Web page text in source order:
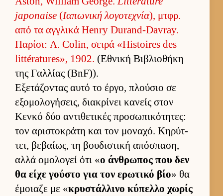
japonaise (Ια­πωνική λογοτεχνία), μτ­φρ.
από τα αγ­γλικά Henry Durand-Davray.
Παρίσι: A. Colin, σειρά «Histoires des
littératures», 1902. (Εθνική Βιβλιο­θήκη
της Γαλ­λίας (BnF)).
Εξετάζοντας αυτό το έρ­γο, πλού­σιο σε
εξομολογήσεις, δια­κρίνει κανείς στον
Κενκό δύο αντιθετικές προσωπικότητες:
τον αριστοκράτη και τον μοναχό. Κηρύτ­
τει, βεβαί­ως, τη βου­διστική απόσπαση,
αλλά ομολογεί ότι «ο άν­θρωπος που δεν
θα είχε γού­στο για τον ερωτικό βίο» θα
έμοιαζε με «κρυστάλ­λινο κύπελλο χωρίς